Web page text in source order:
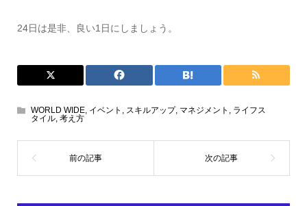
24日は是非、良い1日にしましょう。
WORLD WIDE, イベント , スキルアップ, マネジメント , ライフス
タイル, 考え方